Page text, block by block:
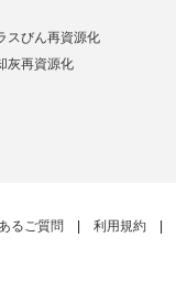
スびん再資源化
灰再資源化
るご質問 利用規約